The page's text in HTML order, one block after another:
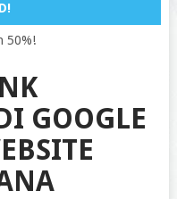
50%!
GOOGLE